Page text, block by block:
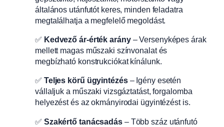
általános utánfutót keres, minden feladatra
megtalálhatja a megfelelő megoldást.
✅ Kedvező ár-érték arány– Versenyképes árak
mellett magas műszaki színvonalat és
megbízható konstrukciókat kínálunk.
✅ Teljes körű ügyintézés– Igény esetén
vállaljuk a műszaki vizsgáztatást, forgalomba
helyezést és az okmányirodai ügyintézést is.
✅ Szakértő tanácsadás– Több száz utánfutó